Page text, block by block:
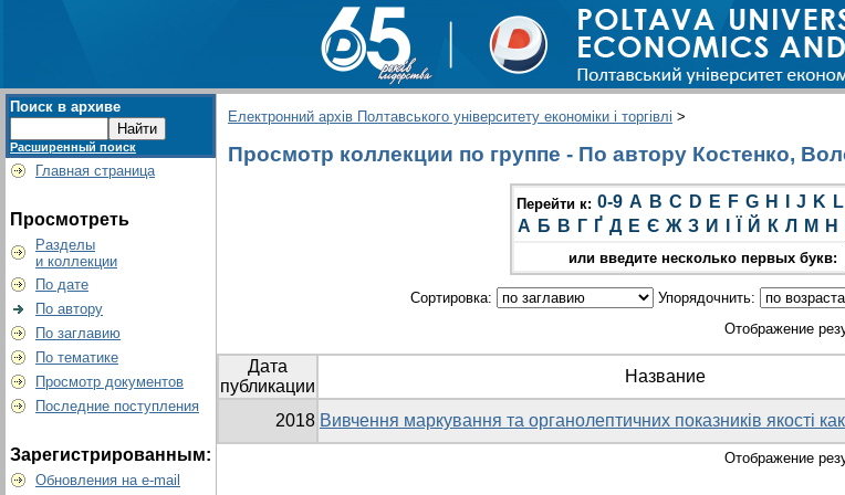
Поиск в архиве
Расширенный поиск
Главная страница
Просмотреть
Разделы
и коллекции
По дате
По автору
По заглавию
По тематике
Просмотр документов
Последние поступления
Зарегистрированным:
Обновления на e-mail
Електронний архів Полтавського університету економіки і торгівлі >
Просмотр коллекции по группе - По автору Костенко,
Перейти к: 0-9 A B C D E F G H J K L
А Б В Г Ґ Д Е Є Ж З И Й К Л М Н
или введите несколько первых букв:
Сортировка: Упорядочнить:
Отображение
Дата
публикации
Название
2018 Вивчення маркування та органолептичних показників якості
Отображение